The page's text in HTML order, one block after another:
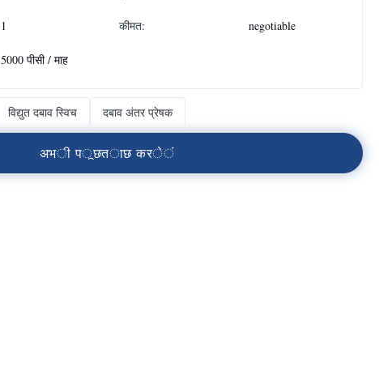
1 कीमत: negotiable
5000 पीसी / माह
विद्युत दबाव स्विच दबाव अंतर प्रेषक
अभी पूछताछ करें